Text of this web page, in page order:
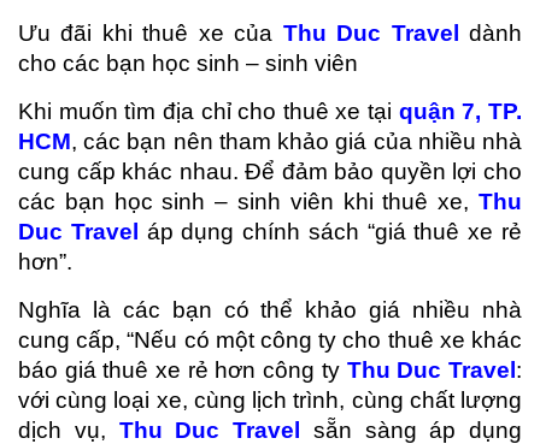
Ưu đãi khi thuê xe của Thu Duc Travel dành
cho các bạn học sinh – sinh viên
Khi muốn tìm địa chỉ cho thuê xe tại quận 7, TP.
HCM, các bạn nên tham khảo giá của nhiều nhà
cung cấp khác nhau. Để đảm bảo quyền lợi cho
các bạn học sinh – sinh viên khi thuê xe, Thu
Duc Travel áp dụng chính sách “giá thuê xe rẻ
hơn”.
Nghĩa là các bạn có thể khảo giá nhiều nhà
cung cấp, “Nếu có một công ty cho thuê xe khác
báo giá thuê xe rẻ hơn công ty Thu Duc Travel:
với cùng loại xe, cùng lịch trình, cùng chất lượng
dịch vụ, Thu Duc Travel sẵn sàng áp dụng